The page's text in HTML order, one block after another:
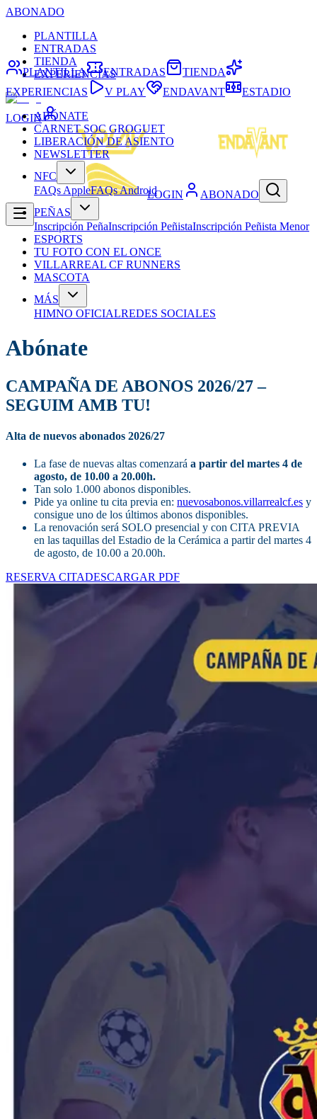
ABONADO
PLANTILLA
ENTRADAS
TIENDA
EXPERIENCIAS
LOGIN
LOGIN ABONADO
PLANTILLA ENTRADAS
TIENDA
EXPERIENCIAS
V PLAY ENDAVANT
ESTADIO
ABÓNATE
CARNET SOC GROGUET
LIBERACIÓN DE ASIENTO
NEWSLETTER
NFC
FAQs AppleFAQs Android
PEÑAS
Inscripción PeñaInscripción PeñistaInscripción Peñista Menor
ESPORTS
TU FOTO CON EL ONCE
VILLARREAL CF RUNNERS
MASCOTA
MÁS
HIMNO OFICIALREDES SOCIALES
Abónate
CAMPAÑA DE ABONOS 2026/27 –
SEGUIM AMB TU!
Alta de nuevos abonados 2026/27
La fase de nuevas altas comenzará a partir del martes 4 de
agosto, de 10.00 a 20.00h.
Tan solo 1.000 abonos disponibles.
Pide ya online tu cita previa en: nuevosabonos.villarrealcf.es y
consigue uno de los últimos abonos disponibles.
La renovación será SOLO presencial y con CITA PREVIA
en las taquillas del Estadio de la Cerámica a partir del martes 4
de agosto, de 10.00 a 20.00h.
RESERVA CITADESCARGAR PDF